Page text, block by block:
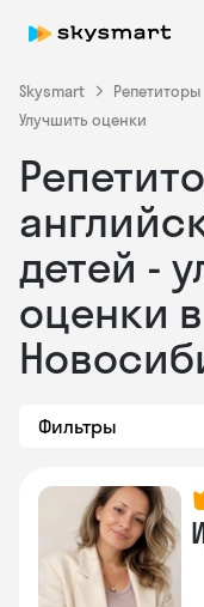
Skysmart Репетиторы
Улучшить оценки
детей -
оценки
Фильтры
Skysmart Chat